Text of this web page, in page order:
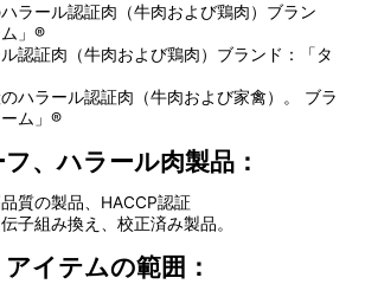
ラール認証肉（牛肉および鶏肉）ブラン
」®
認証肉（牛肉および鶏肉）ブランド：「タ
ハラール認証肉（牛肉および家禽）。 ブラ
ム」®
、ハラール肉製品：
質の製品、HACCP認証
子組み換え、校正済み製品。
イテムの範囲：